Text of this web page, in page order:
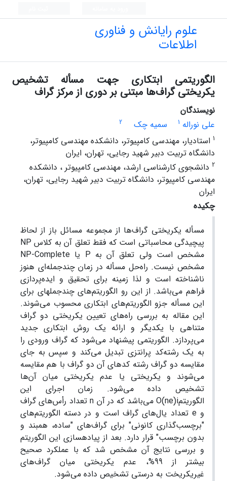
علوم رایانش و فناوری
اطلاعات
الگوریتمی ابتکاری جهت مسأله تشخیص
یکریختی گراف‌ها مبتنی بر دوری از مرکز گراف
نویسندگان
علی نوراله 1 سمیه چک
2
1 استادیار، مهندسی کامپیوتر، دانشکده مهندسی کامپیوتر،
دانشگاه تربیت دبیر شهید رجایی، تهران، ایران
2 دانشجوی کارشناسی ارشد، مهندسی کامپیوتر ، دانشکده
مهندسی کامپیوتر، دانشگاه تربیت دبیر شهید رجایی، تهران،
ایران
چکیده
مسأله یکریختی گراف‌ها از مجموعه مسائل باز از لحاظ
پیچیدگی محاسباتی است که فقط تعلق آن به کلاس NP
مشخص است ولی تعلق آن به P یا NP-Complete
مشخص نیست. راه‌حل مسأله در زمان چندجمله‌ای هنوز
ناشناخته است و لذا زمینه برای تحقیق و ایده‌پردازی
فراهم می‌باشد. از این رو الگوریتم‌های چندجمله­ای برای
این مسأله جزو الگوریتم‌های ابتکاری محسوب می‌شوند.
این مقاله به بررسی راه‌های تعیین یکریختی دو گراف
متناهی با یکدیگر و ارائه یک روش ابتکاری جدید
می‌پردازد. الگوریتمی پیشنهاد می‌شود که گراف ورودی را
به یک رشته‌کد پرانتزی تبدیل می‌کند و سپس به جای
مقایسه دو گراف رشته­ کدهای آن دو گراف با هم مقایسه
می‌شوند و یکریختی یا عدم یکریختی میان آن‌ها
تشخیص داده می‌شود. زمان اجرای این
الگوریتمO(ne)i می‌باشد که در آن n تعداد رأس‌های گراف
و e تعداد یال‌های گراف است و در دسته الگوریتم‌های
"برچسب‌گذاری کانونی" برای گراف‌های "ساده، همبند و
بدون برچسب" قرار دارد. بعد از پیاده­سازی این الگوریتم
و بررسی نتایج آن مشخص شد که با عملکرد صحیح
بیشتر از 99%، عدم یکریختی میان گراف‌های
غیریکریخت به درستی تشخیص داده می‌شود.